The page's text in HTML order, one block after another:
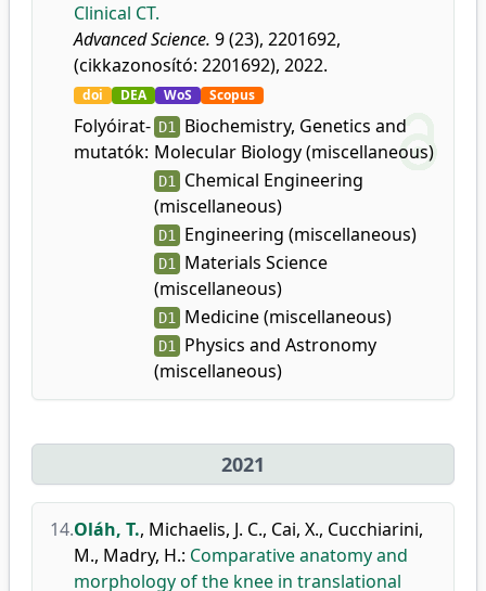
Clinical CT.
Advanced Science. 9 (23), 2201692,
(cikkazonosító: 2201692), 2022.
doi DEA WoS Scopus
Folyóirat-
mutatók:
D1 Biochemistry, Genetics and
Molecular Biology (miscellaneous)
D1 Chemical Engineering
(miscellaneous)
D1 Engineering (miscellaneous)
D1 Materials Science
(miscellaneous)
D1 Medicine (miscellaneous)
D1 Physics and Astronomy
(miscellaneous)
2021
14.Oláh, T., Michaelis, J. C., Cai, X., Cucchiarini,
M., Madry, H.: Comparative anatomy and
morphology of the knee in translational